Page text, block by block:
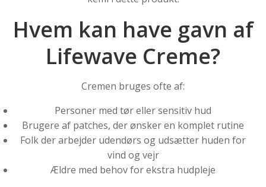
Hvem kan have gavn af
Lifewave Creme?
Cremen bruges ofte af:
Personer med tør eller sensitiv hud
Brugere af patches, der ønsker en komplet rutine
Folk der arbejder udendørs og udsætter huden for
vind og vejr
Ældre med behov for ekstra hudpleje